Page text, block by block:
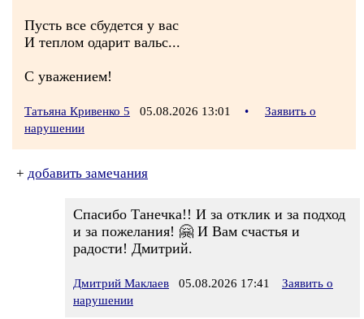
Пусть все сбудется у вас
И теплом одарит вальс...
С уважением!
Татьяна Кривенко 5 05.08.2026 13:01 •
Заявить о
нарушении
+ добавить замечания
Спасибо Танечка!! И за отклик и за подход
и за пожелания! 🤗 И Вам счастья и
радости! Дмитрий.
Дмитрий Маклаев 05.08.2026 17:41
Заявить о
нарушении